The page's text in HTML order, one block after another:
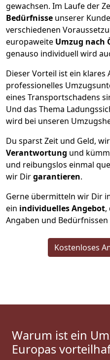
gewachsen. Im Laufe der
Bedürfnisse unserer
verschiedenen
europaweite Umzug nach
genauso individuell wird
Dieser Vorteil ist ein klares
professionelles
eines Transportschadens
Und das Thema
wird bei unseren
Du sparst Zeit und Geld,
Verantwortung und
und reibungslos einmal
wir Dirgarantieren.
Gerne übermitteln wir Dir
ein individuelles Angebot,
Angaben und
Kostenloses
Warum ist ein
Europas